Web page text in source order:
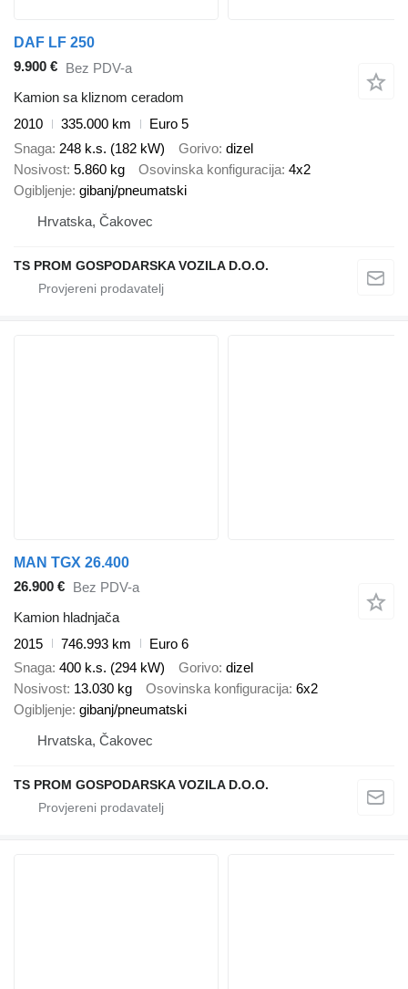
DAF LF 250
9.900 € Bez PDV-a
Kamion sa kliznom ceradom
2010
335.000 km
Euro 5
Snaga 248 k.s. (182 kW) Gorivo dizel
Nosivost 5.860 kg Osovinska konfiguracija 4x2
Ogibljenje gibanj/pneumatski
Hrvatska, Čakovec
TS PROM GOSPODARSKA VOZILA D.O.O.
MAN TGX 26.400
26.900 € Bez PDV-a
Kamion hladnjača
2015
746.993 km
Euro 6
Snaga 400 k.s. (294 kW) Gorivo dizel
Nosivost 13.030 kg Osovinska konfiguracija 6x2
Ogibljenje gibanj/pneumatski
Hrvatska, Čakovec
TS PROM GOSPODARSKA VOZILA D.O.O.